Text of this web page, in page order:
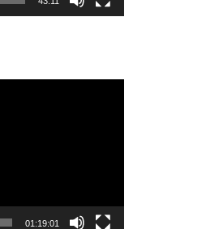
01:19:01